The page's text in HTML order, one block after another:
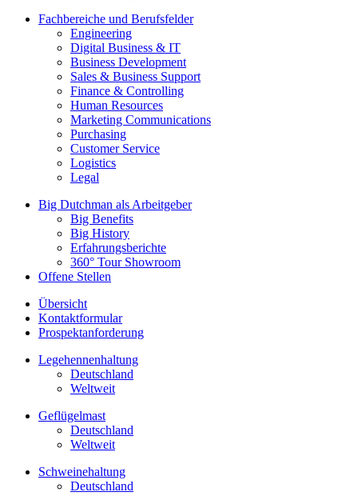
Fachbereiche und Berufsfelder
Engineering
Digital Business & IT
Business Development
Sales & Business Support
Finance & Controlling
Human Resources
Marketing Communications
Purchasing
Customer Service
Logistics
Legal
Big Dutchman als Arbeitgeber
Big Benefits
Big History
Erfahrungsberichte
360° Tour Showroom
Offene Stellen
Übersicht
Kontaktformular
Prospektanforderung
Legehennenhaltung
Deutschland
Weltweit
Geflügelmast
Deutschland
Weltweit
Schweinehaltung
Deutschland